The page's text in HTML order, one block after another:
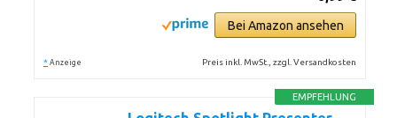
Bei Amazon ansehen
* Anzeige Preis inkl. MwSt., zzgl. Versandkosten
EMPFEHLUNG